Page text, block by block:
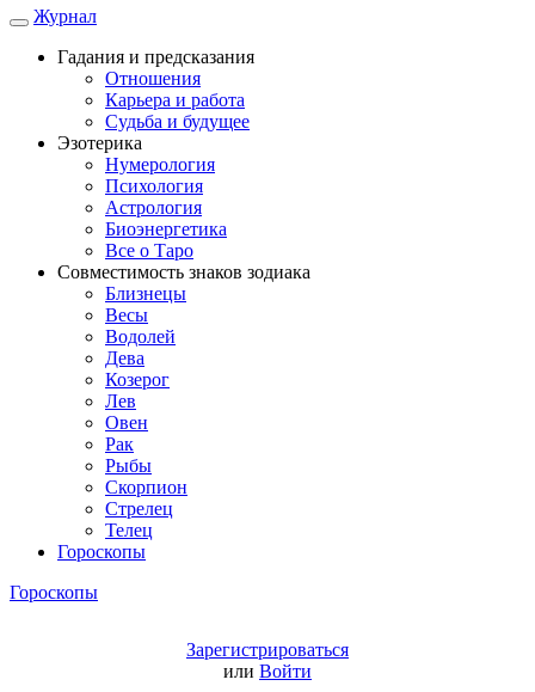
Журнал
Гадания и предсказания
Отношения
Карьера и работа
Cудьба и будущее
Эзотерика
Нумерология
Психология
Астрология
Биоэнергетика
Все о Таро
Совместимость знаков зодиака
Близнецы
Весы
Водолей
Дева
Козерог
Лев
Овен
Рак
Рыбы
Скорпион
Стрелец
Телец
Гороскопы
Гороскопы
Зарегистрироваться
или Войти